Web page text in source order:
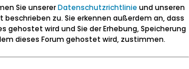
Sie unsererDatenschutzrichtlinie und unseren
zu. Sie erkennen außerdem an, dass
gehostet wird und Sie der Erhebung, Speicherung
dieses Forum gehostet wird, zustimmen.